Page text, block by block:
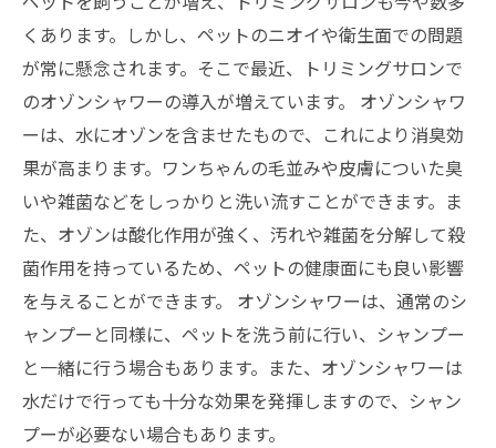
くあります。しかし、ペットのニオイや衛生面での問題
が常に懸念されます。そこで最近、トリミングサロンで
のオゾンシャワーの導入が増えています。 オゾンシャワ
ーは、水にオゾンを含ませたもので、これにより消臭効
果が高まります。ワンちゃんの毛並みや皮膚についた臭
いや雑菌などをしっかりと洗い流すことができます。ま
た、オゾンは酸化作用が強く、汚れや雑菌を分解して殺
菌作用を持っているため、ペットの健康面にも良い影響
を与えることができます。 オゾンシャワーは、通常のシ
ャンプーと同様に、ペットを洗う前に行い、シャンプー
と一緒に行う場合もあります。また、オゾンシャワーは
水だけで行っても十分な効果を発揮しますので、シャン
プーが必要ない場合もあります。